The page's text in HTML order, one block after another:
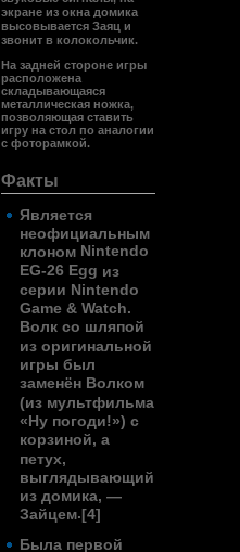
экране из окна домика
высовывается Заяц и
звонит в колокольчик.
На задней стороне игры
расположена
складывающаяся
металлическая ножка,
позволяющая ставить
игру на стол по аналогии
с фоторамкой.
Факты
Является
неофициальным
клоном Nintendo
EG-26 Egg из
серии Nintendo
Game & Watch.
Волк со шляпой
из оригинальной
игры был
заменён Волком
(из мультфильма
«Ну погоди!») с
корзиной, а
петух,
выглядывающий
из домика, —
Зайцем.[4]
Была первой